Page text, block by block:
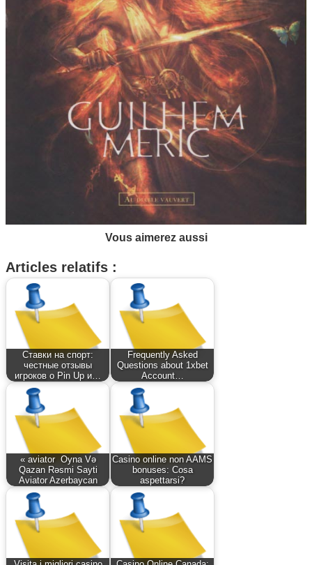
Vous aimerez aussi
Articles relatifs :
Ставки на спорт:
честные отзывы
игроков о Pin Up и…
Frequently Asked
Questions about 1xbet
Account…
« aviator ️ Oyna Və
Qazan Rəsmi Sayti
Aviator Azerbaycan
Casino online non AAMS
bonuses: Cosa
aspettarsi?